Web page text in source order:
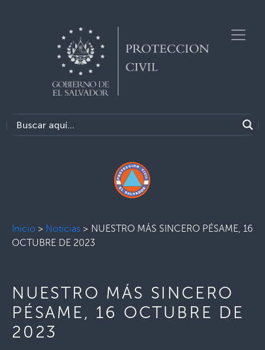
Inicio > Noticias > NUESTRO MÁS SINCERO PÉSAME, 16
OCTUBRE DE 2023
NUESTRO MÁS SINCERO
PÉSAME, 16 OCTUBRE DE
2023